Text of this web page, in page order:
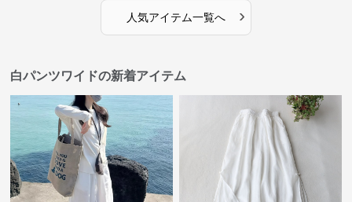
人気アイテム一覧へ ›
白パンツワイドの新着アイテム